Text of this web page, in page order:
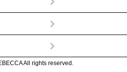
All rights reserved.